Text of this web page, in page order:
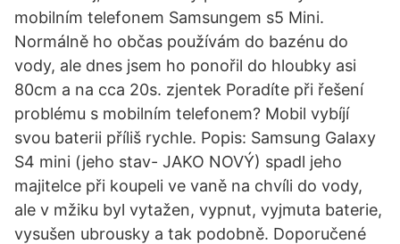
mobilním telefonem Samsungem s5 Mini.
Normálně ho občas používám do bazénu do
vody, ale dnes jsem ho ponořil do hloubky asi
80cm a na cca 20s. zjentek Poradíte při řešení
problému s mobilním telefonem? Mobil vybíjí
svou baterii příliš rychle. Popis: Samsung Galaxy
S4 mini (jeho stav- JAKO NOVÝ) spadl jeho
majitelce při koupeli ve vaně na chvíli do vody,
ale v mžiku byl vytažen, vypnut, vyjmuta baterie,
vysušen ubrousky a tak podobně. Doporučené